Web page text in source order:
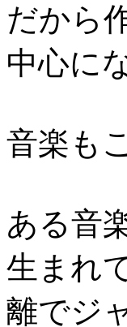
だから
中心に
音楽も
ある音
生まれ
離でジ